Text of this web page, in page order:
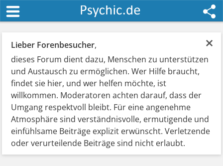
×
Lieber Forenbesucher,
dieses Forum dient dazu, Menschen zu unterstützen
und Austausch zu ermöglichen. Wer Hilfe braucht,
findet sie hier, und wer helfen möchte, ist
willkommen. Moderatoren achten darauf, dass der
Umgang respektvoll bleibt. Für eine angenehme
Atmosphäre sind verständnisvolle, ermutigende und
einfühlsame Beiträge explizit erwünscht. Verletzende
oder verurteilende Beiträge sind nicht erlaubt.